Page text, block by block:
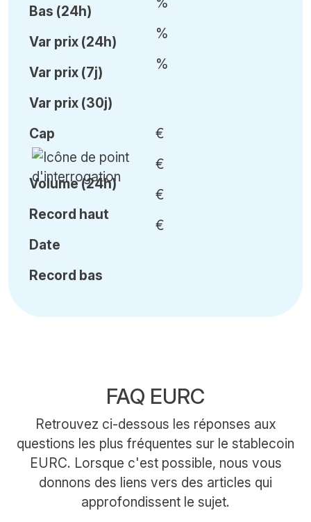
Bas (24h)
Var prix (24h)
Var prix (7j)
Var prix (30j)
%
%
Cap
Volume (24h)
Record haut
Date
Record bas
€
€
€
€
FAQ EURC
Retrouvez ci-dessous les réponses aux
questions les plus fréquentes sur le stablecoin
EURC. Lorsque c'est possible, nous vous
donnons des liens vers des articles qui
approfondissent le sujet.